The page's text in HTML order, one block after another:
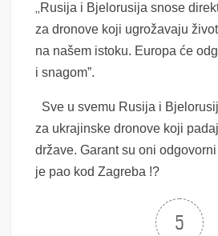
Rusija i Bjelorusija snose
za dronove koji ugrožavaju
na našem istoku. Europa će
i snagom”.
Sve u svemu Rusija i
za ukrajinske dronove koji
države. Garant su oni
je pao kod Zagreba !?
5